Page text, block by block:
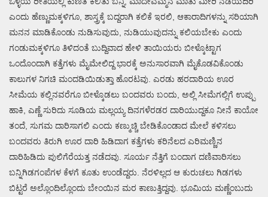
ಎಂದು ಹೆಣ್ಣುಮಕ್ಕಳಿಗೂ, ಶಾಸ್ತ್ರಕ್ಕೆ ಬದ್ದರಾಗಿ ಕಲಿಕೆ ಇರಲಿ, ಆಕಾರಾದಿಗಳನ್ನು ಸರಿಯಾಗಿ
ಮನನ ಮಾಡಿಕೊಂಡು ನುಡಿಸುವುದು, ನುಡಿಯುವುದನ್ನು ಕಲಿಯಬೇಕು ಎಂದು
ಗಂಡುಮಕ್ಕಳಿಗೂ ತಿಳಿದಂತೆ ಬುದ್ದಿವಾದ ಹೇಳಿ ತಾಯಿಯರು ಬೀಳ್ಕೊಟ್ಟಾಗ
ಒಂದೊಂದಾಗಿ ಕತ್ತೆಗಳು ಮೈಮೇಲಿದ್ದ ಭಾರಕ್ಕೆ ಅನುಸಾರವಾಗಿ ಮೈಕೊಡವಿಕೊಂಡು
ಕಾಲುಗಳ ನಿಗಚಿ ಮಂದಡಿಯಿಡುತ್ತಾ ಹೊರಟವು. ಎರಡು ಹರದಾರಿಯ ಊರ
ಸೀಮೆಯ ಕಲ್ಲಿನವರೆಗೂ ಬೀಳ್ಕೊಡಲು ಬಂದವರು ಬಂದು, ಅಲ್ಲಿ ಸೀಮೆಗಲ್ಲಿಗೆ ಉಪ್ಪು
ಹಾಕಿ, ಎಣ್ಣೆ ಸುರಿದು ಸೂಡಿಯ ಮಲ್ಲಯ್ಯ ದಿನಗಳೆರಡರ ದಾರಿಯುದ್ದಕೂ ನೀನೆ ಕಾಯೋ
ತಂದೆ, ಸುಗಮ ದಾರಿಸಾಗಲಿ ಎಂದು ಕಣ್ಮುಚ್ಚಿ ಬೇಡಿಕೊಂಡಾದ ಮೇಲೆ ಕಳಿಸಲು
ಬಂದವರು ತಿರುಗಿ ಊರ ದಾರಿ ಹಿಡಿದಾಗ ಕತ್ತೆಗಳು ಕರಿನೆಲದ ಎರಿಮಣ್ಣಿನ
ದಾರಿಹಿಡಿದು ಪುಲಿಗೆರೆಯತ್ತ ನಡೆದವು. ಸೂರ್ಯ ನೆತ್ತಿಗೆ ಬಂದಾಗ ದಣಿವಾರಿಸಲು
ಬನ್ನಿಗಿಡಗಂಪೆಗಳ ಕೆಳಗೆ ಕೂತು ಉಂಡೆದ್ದರು. ನೆರಳಿಲ್ಲದ ಆ ಕುರುಚಲು ಗಿಡಗಳು
ಬಿಟ್ಟರೆ ಅಲ್ಲೊಂದಿಲ್ಲೊಂದು ಬೇಂಯಿನ ಮರ ಕಾಣುತ್ತಿದ್ದವು. ಭೂಮಿಯ ಮಣ್ಣೆಂಬುದು